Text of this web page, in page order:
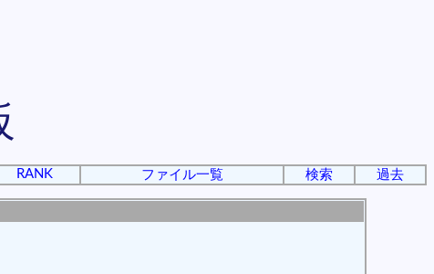
RANK ファイル一覧 検索 過去